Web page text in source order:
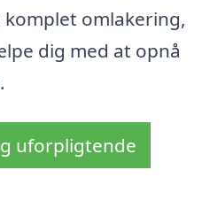
omlakering,
dig med at opnå
uforpligtende